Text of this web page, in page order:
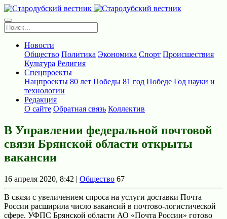
Новости
Общество Политика Экономика Спорт Происшествия
Культура Религия
Спецпроекты
Нацпроекты 80 лет Победы 81 год Победе Год науки и
технологии
Редакция
О сайте Обратная связь Коллектив
В Управлении федеральной почтовой
связи Брянской области открыты
вакансии
16 апреля 2020, 8:42 | Общество 67
В связи с увеличением спроса на услуги доставки Почта
России расширила число вакансий в почтово-логистической
сфере. УФПС Брянской области АО «Почта России» готово